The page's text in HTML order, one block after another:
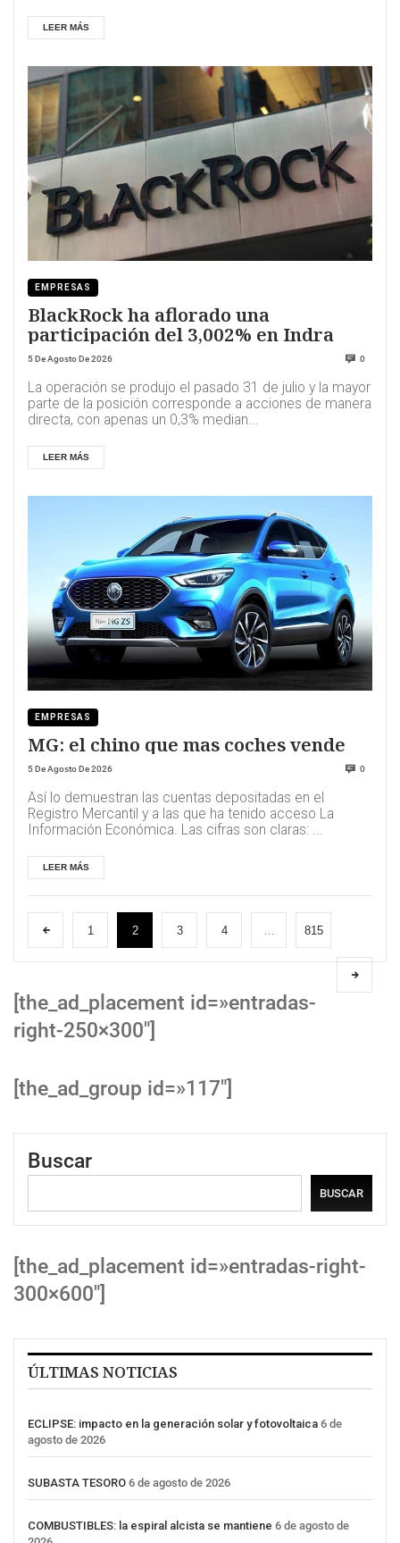
LEER MÁS
EMPRESAS
BlackRock ha aflorado una
participación del 3,002% en Indra
5 De Agosto De 2026 0
La operación se produjo el pasado 31 de julio y la mayor
parte de la posición corresponde a acciones de manera
directa, con apenas un 0,3% median...
LEER MÁS
EMPRESAS
MG: el chino que mas coches vende
5 De Agosto De 2026 0
Así lo demuestran las cuentas depositadas en el
Registro Mercantil y a las que ha tenido acceso La
Información Económica. Las cifras son claras: ...
LEER MÁS
1 2 3 4 815
[the_ad_placement id=»entradas-
right-250×300″]
[the_ad_group id=»117″]
Buscar
BUSCAR
[the_ad_placement id=»entradas-right-
300×600″]
ÚLTIMAS NOTICIAS
ECLIPSE: impacto en la generación solar y fotovoltaica 6 de
agosto de 2026
SUBASTA TESORO 6 de agosto de 2026
COMBUSTIBLES: la espiral alcista se mantiene 6 de agosto de